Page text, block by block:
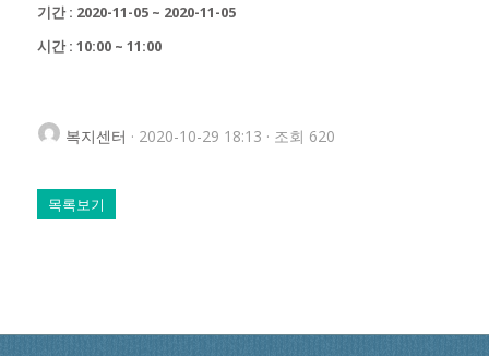
기간 : 2020-11-05 ~ 2020-11-05
시간 : 10:00 ~ 11:00
복지센터 · 2020-10-29 18:13 · 조회 620
목록보기